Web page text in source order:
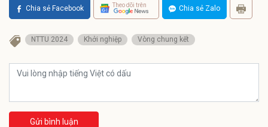
Chia sẻ Facebook Theo dõi trên Chia sẻ Zalo
NTTU 2024 Khởi nghiệp Vòng chung kết
Gửi bình luận